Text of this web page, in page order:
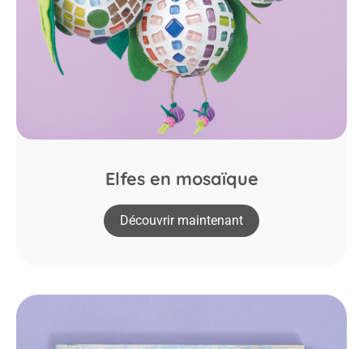
Elfes en mosaïque
Découvrir maintenant